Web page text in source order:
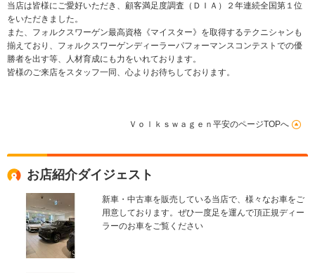
当店は皆様にご愛好いただき、顧客満足度調査（ＤＩＡ）２年連続全国第１位
をいただきました。
また、フォルクスワーゲン最高資格《マイスター》を取得するテクニシャンも
揃えており、フォルクスワーゲンディーラーパフォーマンスコンテストでの優
勝者を出す等、人材育成にも力をいれております。
皆様のご来店をスタッフ一同、心よりお待ちしております。
Ｖｏｌｋｓｗａｇｅｎ平安のページTOPへ
お店紹介ダイジェスト
新車・中古車を販売している当店で、様々なお車をご
用意しております。ぜひ一度足を運んで頂正規ディー
ラーのお車をご覧ください